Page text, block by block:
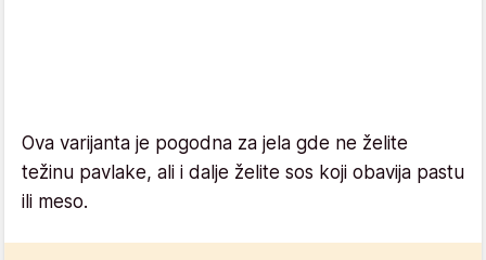
Ova varijanta je pogodna za jela gde ne želite
težinu pavlake, ali i dalje želite sos koji obavija pastu
ili meso.